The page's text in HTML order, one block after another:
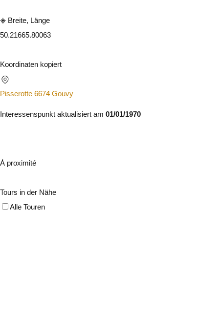
Breite, Länge
50.21665.80063
Koordinaten kopiert
Pisserotte 6674 Gouvy
Interessenspunkt aktualisiert am 01/01/1970
À proximité
Tours in der Nähe
Alle Touren